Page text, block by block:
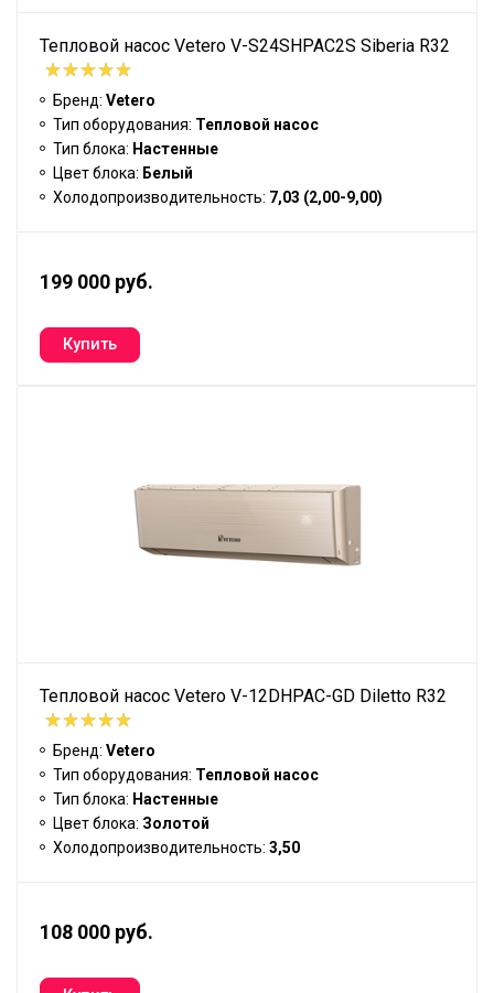
Тепловой насос Vetero V-S24SHPAC2S Siberia R32
Бренд: Vetero
Тип оборудования: Тепловой насос
Тип блока: Настенные
Цвет блока: Белый
Холодопроизводительность: 7,03 (2,00-9,00)
199 000 руб.
Тепловой насос Vetero V-12DHPAC-GD Diletto R32
Бренд: Vetero
Тип оборудования: Тепловой насос
Тип блока: Настенные
Цвет блока: Золотой
Холодопроизводительность: 3,50
108 000 руб.